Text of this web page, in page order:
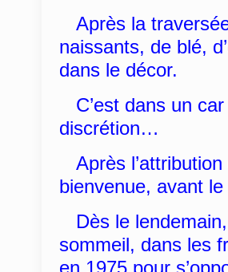
Après la
naissants, de blé,
dans le décor.
C’est dans un
discrétion…
Après
bienvenue, avant le
Dès le
sommeil, dans les
en 1975 pour